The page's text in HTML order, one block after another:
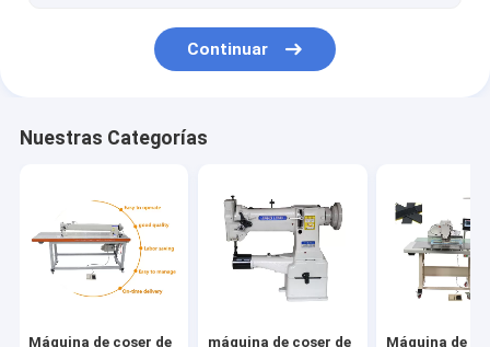
Máquina de coser automatizada del modelo
máquina de coser resistente
máquina de coser de la aguja doble
Continuar
Nuestras Categorías
Máquina de coser de máquina de coser de Máquina de